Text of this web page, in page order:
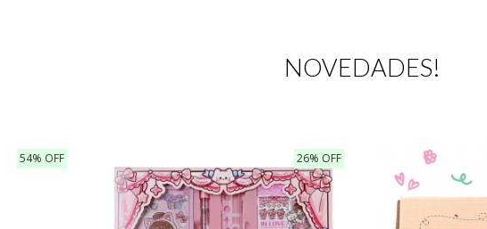
NOVEDADES!
54% OFF 26% OFF